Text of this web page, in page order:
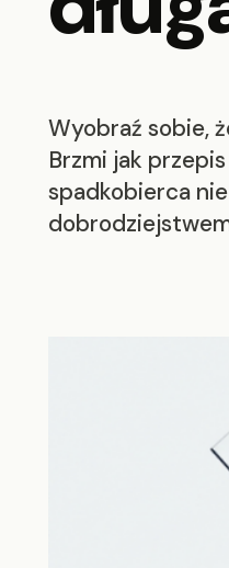
Wyobraź sobie,
Brzmi jak
spadkobierca